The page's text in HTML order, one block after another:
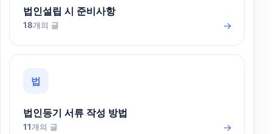
법인설립 시 준비사항
18개의 글 →
법
법인등기 서류 작성 방법
11개의 글 →